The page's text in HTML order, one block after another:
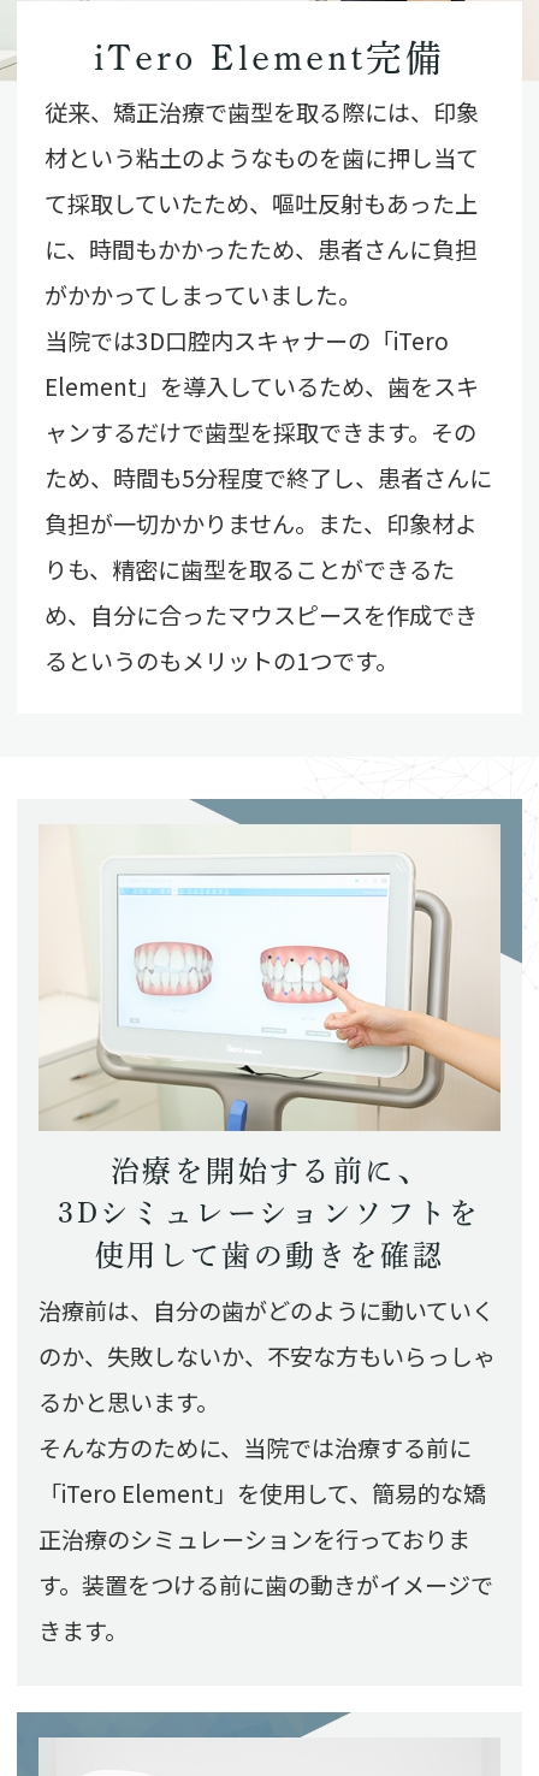
iTero Element完備
従来、矯正治療で歯型を取る際には、印象
材という粘土のようなものを歯に押し当て
て採取していたため、嘔吐反射もあった上
に、時間もかかったため、患者さんに負担
がかかってしまっていました。
当院では3D口腔内スキャナーの「iTero
Element」を導入しているため、歯をスキ
ャンするだけで歯型を採取できます。その
ため、時間も5分程度で終了し、患者さんに
負担が一切かかりません。また、印象材よ
りも、精密に歯型を取ることができるた
め、自分に合ったマウスピースを作成でき
るというのもメリットの1つです。
治療を開始する前に、
3Dシミュレーションソフトを
使用して歯の動きを確認
治療前は、自分の歯がどのように動いていく
のか、失敗しないか、不安な方もいらっしゃ
るかと思います。
そんな方のために、当院では治療する前に
「iTero Element」を使用して、簡易的な矯
正治療のシミュレーションを行っておりま
す。装置をつける前に歯の動きがイメージで
きます。